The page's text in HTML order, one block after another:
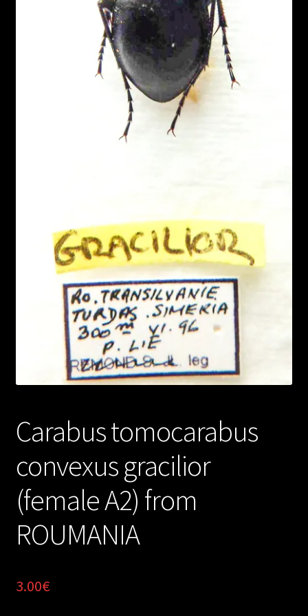
Carabus tomocarabus
convexus gracilior
(female A2) from
ROUMANIA
3.00€